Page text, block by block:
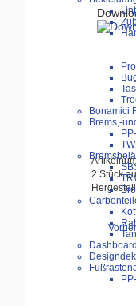
Bonamici
Brems,-
2 Stück